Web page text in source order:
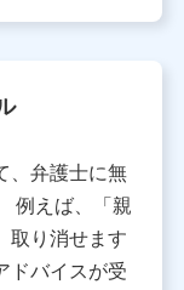
の識別子、属
関する情報。例
、家族構成、住
が含まれます。
サービスなどの
、当社又は株式
契約状態・ご利
情報、アプリケ
、弁護士に無
例えば、「親
取り消せます
ドバイスが受